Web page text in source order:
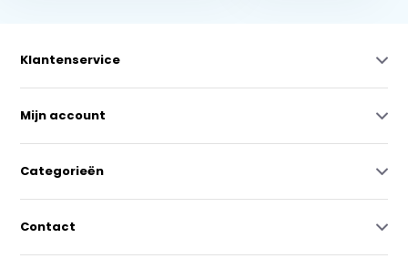
Klantenservice
Mijn account
Categorieën
Contact